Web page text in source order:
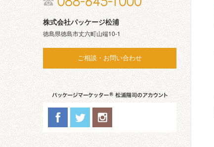
株式会社パッケージ松浦
徳島県徳島市丈六町山端10-1
ご相談・お問い合わせ